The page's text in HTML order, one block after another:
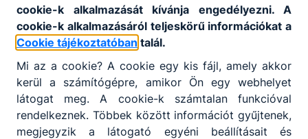
cookie-k alkalmazását kívánja engedélyezni. A
cookie-k alkalmazásáról teljeskörű információkat a
Cookie tájékoztatóban talál.
Mi az a cookie? A cookie egy kis fájl, amely akkor
kerül a számítógépre, amikor Ön egy webhelyet
látogat meg. A cookie-k számtalan funkcióval
rendelkeznek. Többek között információt gyűjtenek,
megjegyzik a látogató egyéni beállításait és